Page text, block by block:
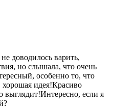
доводилось варить,
но слышала, что очень
особенно то, что
хорошая идея!Красиво
выглядит!Интересно, если я